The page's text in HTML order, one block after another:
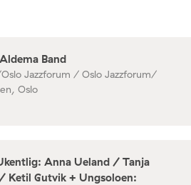
Band
Oslo Jazzforum / Oslo Jazzforum/
Oslo
Anna Ueland / Tanja
Ketil Gutvik + Ungsoloen: